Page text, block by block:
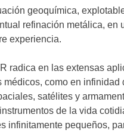
geoquímica,
refinación metálica, en
experiencia.
radica en las extensas
médicos, como en
satélites y
de la vida
infinitamente pequeños,